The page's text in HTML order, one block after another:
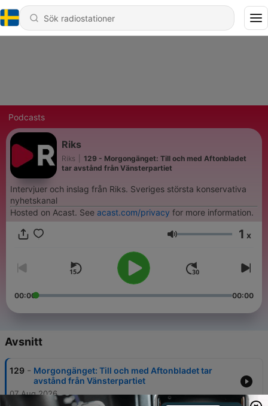
Podcasts
Riks
Riks
129 - Morgongänget: Till och med Aftonbladet
tar avstånd från Vänsterpartiet
Intervjuer och inslag från Riks. Sveriges största konservativa
nyhetskanal
Hosted on Acast. See acast.com/privacy for more information.
Volym 1 x
00:00 00:00
Avsnitt
129 - Morgongänget: Till och med Aftonbladet tar
avstånd från Vänsterpartiet
07 Aug 2026